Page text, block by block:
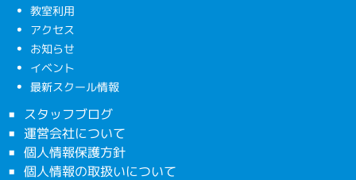
教室利用
アクセス
お知らせ
イベント
最新スクール情報
スタッフブログ
運営会社について
個人情報保護方針
個人情報の取扱いについて